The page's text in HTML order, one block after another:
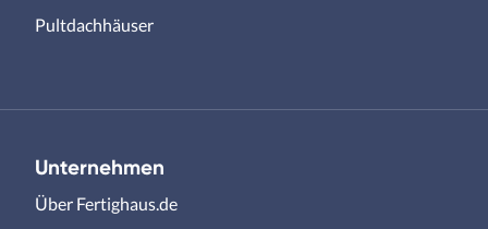
Pultdachhäuser
Unternehmen
Über Fertighaus.de